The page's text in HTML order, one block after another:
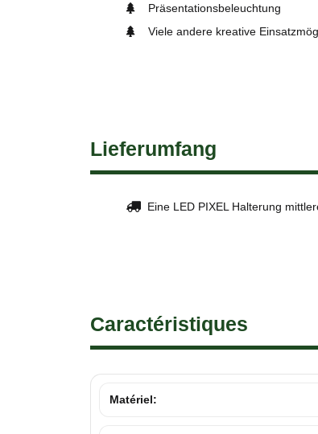
Präsentationsbeleuchtung
Viele andere kreative
Lieferumfang
Eine LED PIXEL Halterung
Caractéristiques
Matériel: